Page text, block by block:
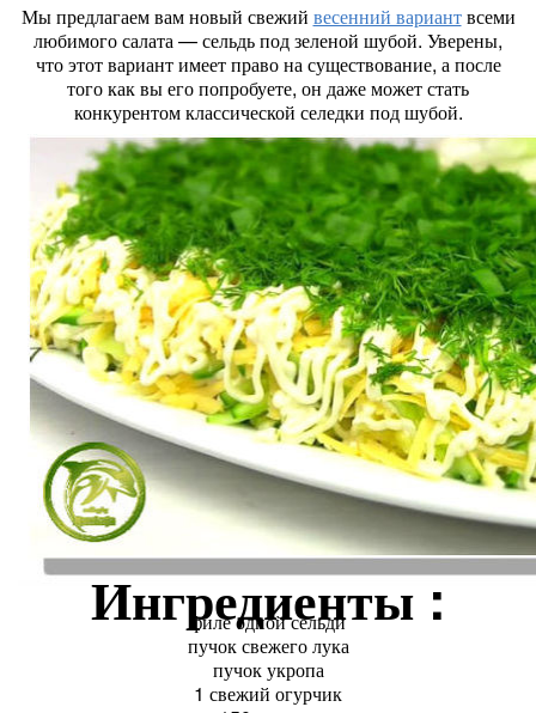
Мы предлагаем вам новый свежий весенний вариантвсеми
любимого салата — сельдь под зеленой шубой. Уверены,
что этот вариант имеет право на существование, а после
того как вы его попробуете, он даже может стать
конкурентом классической селедки под шубой.
Ингредиенты :
филе одной сельди
пучок свежего лука
пучок укропа
1 свежий огурчик